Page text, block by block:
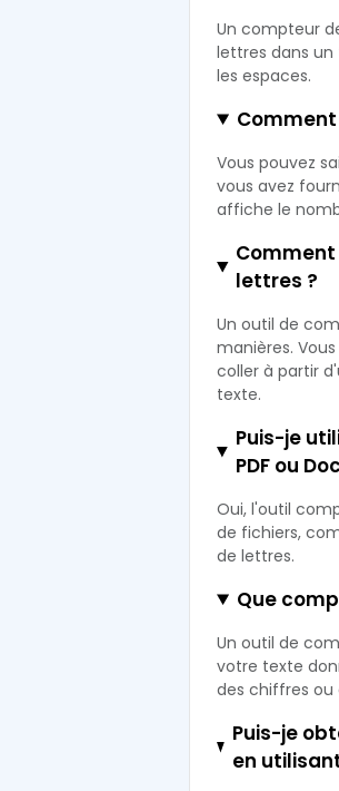
Un compteur
lettres dans un
les espaces.
Vous pouvez
vous avez
affiche le
lettres ?
Un outil de
manières.
coller à partir
texte.
Puis-je
PDF ou
Oui, l'outil
de fichiers,
de lettres.
Que
Un outil de
votre texte
des chiffres
Puis-je
en